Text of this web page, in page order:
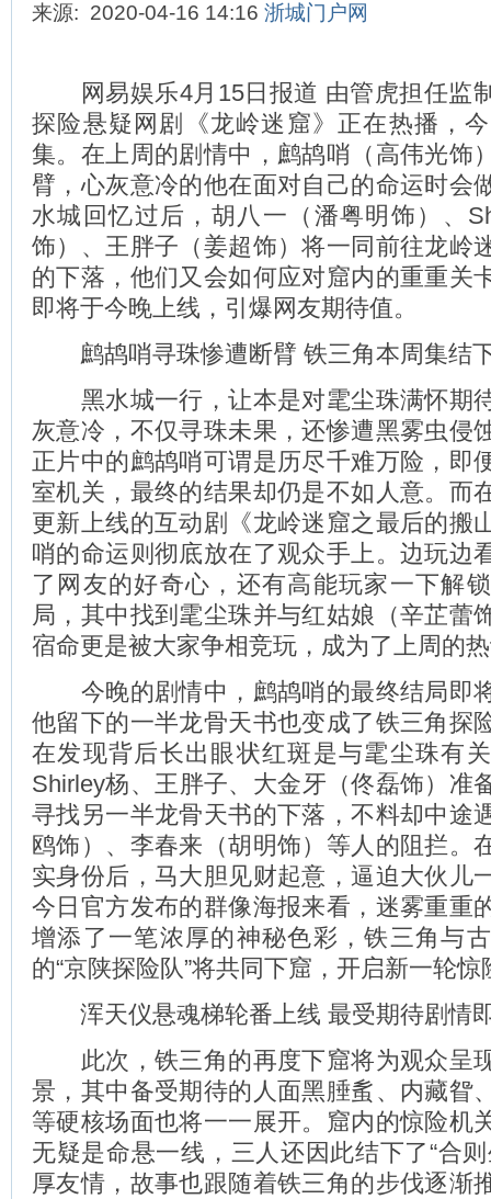
来源: 2020-04-16 14:16 浙城门户网
网易娱乐4月15日报道 由管虎担任监
探险悬疑网剧《龙岭迷窟》正在热播，
集。在上周的剧情中，鹧鸪哨（高伟光饰
臂，心灰意冷的他在面对自己的命运时会
水城回忆过后，胡八一（潘粤明饰）、
饰）、王胖子（姜超饰）将一同前往龙岭
的下落，他们又会如何应对窟内的重重关
即将于今晚上线，引爆网友期待值。
鹧鸪哨寻珠惨遭断臂 铁三角本周集结
黑水城一行，让本是对雮尘珠满怀期
灰意冷，不仅寻珠未果，还惨遭黑雾虫侵
正片中的鹧鸪哨可谓是历尽千难万险，即
室机关，最终的结果却仍是不如人意。而
更新上线的互动剧《龙岭迷窟之最后的搬
哨的命运则彻底放在了观众手上。边玩边
了网友的好奇心，还有高能玩家一下解
局，其中找到雮尘珠并与红姑娘（辛芷蕾
宿命更是被大家争相竞玩，成为了上周的
今晚的剧情中，鹧鸪哨的最终结局即
他留下的一半龙骨天书也变成了铁三角探
在发现背后长出眼状红斑是与雮尘珠有
Shirley杨、王胖子、大金牙（佟磊饰）准
寻找另一半龙骨天书的下落，不料却中途
鸥饰）、李春来（胡明饰）等人的阻拦。
实身份后，马大胆见财起意，逼迫大伙儿
今日官方发布的群像海报来看，迷雾重重
增添了一笔浓厚的神秘色彩，铁三角与
的“京陕探险队”将共同下窟，开启新一轮惊
浑天仪悬魂梯轮番上线 最受期待剧情
此次，铁三角的再度下窟将为观众呈
景，其中备受期待的人面黑腄蚃、内藏眢
等硬核场面也将一一展开。窟内的惊险机
无疑是命悬一线，三人还因此结下了“合
厚友情，故事也跟随着铁三角的步伐逐渐